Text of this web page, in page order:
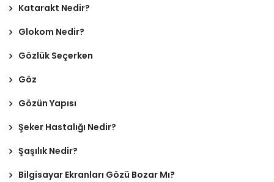
Katarakt Nedir?
Glokom Nedir?
Gözlük Seçerken
Göz
Gözün Yapısı
Şeker Hastalığı Nedir?
Şaşılık Nedir?
Bilgisayar Ekranları Gözü Bozar Mı?